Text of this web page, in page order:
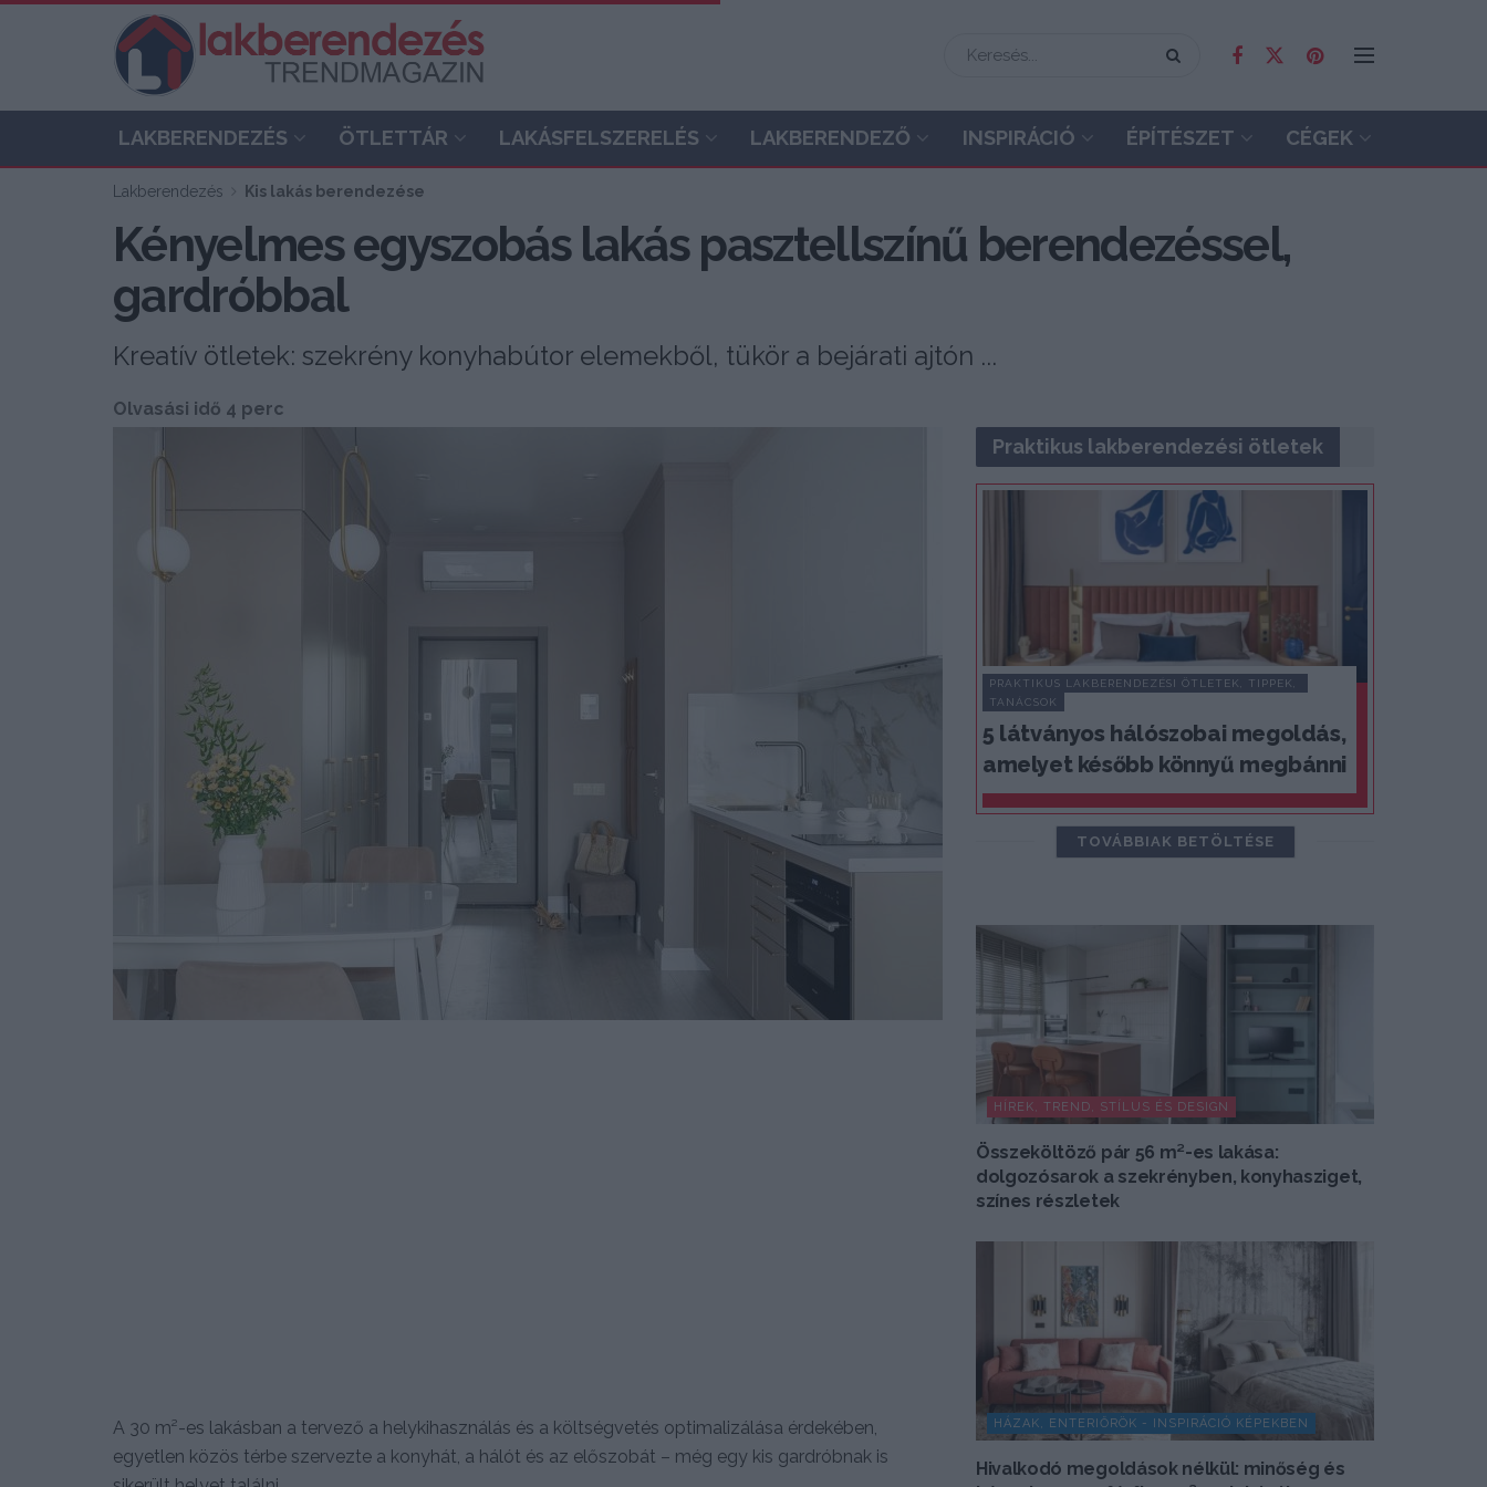
LAKBERENDEZÉS ÖTLETTÁR LAKÁSFELSZERELÉS LAKBERENDEZŐ INSPIRÁCIÓ ÉPÍTÉSZET CÉGEK
Lakberendezés Kis lakás berendezése
Kényelmes egyszobás lakás pasztellszínű berendezéssel,
gardróbbal
Kreatív ötletek: szekrény konyhabútor elemekből, tükör a bejárati ajtón ...
Olvasási idő 4 perc
A 30 m²-es lakásban a tervező a helykihasználás és a költségvetés optimalizálása érdekében,
egyetlen közös térbe szervezte a konyhát, a hálót és az előszobát – még egy kis gardróbnak is
Praktikus lakberendezési ötletek
PRAKTIKUS LAKBERENDEZÉSI ÖTLETEK, TIPPEK,
TANÁCSOK
5 látványos hálószobai megoldás,
amelyet később könnyű megbánni
TOVÁBBIAK BETÖLTÉSE
HÍREK, TREND, STÍLUS ÉS DESIGN
Összeköltöző pár 56 m²-es lakása:
dolgozósarok a szekrényben, konyhasziget,
színes részletek
HÁZAK, ENTERIŐRÖK - INSPIRÁCIÓ KÉPEKBEN
Hivalkodó megoldások nélkül: minőség és